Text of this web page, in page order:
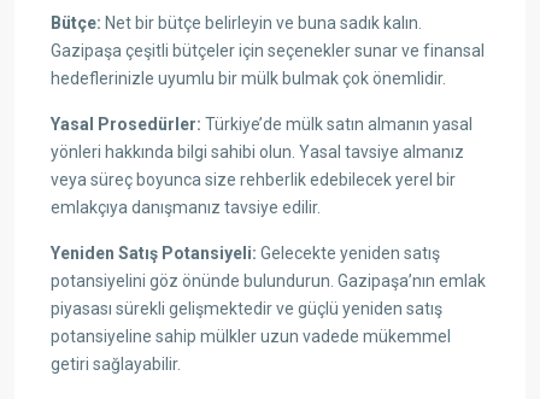
Bütçe: Net bir bütçe belirleyin ve buna sadık kalın.
Gazipaşa çeşitli bütçeler için seçenekler sunar ve finansal
hedeflerinizle uyumlu bir mülk bulmak çok önemlidir.
Yasal Prosedürler: Türkiye’de mülk satın almanın yasal
yönleri hakkında bilgi sahibi olun. Yasal tavsiye almanız
veya süreç boyunca size rehberlik edebilecek yerel bir
emlakçıya danışmanız tavsiye edilir.
Yeniden Satış Potansiyeli: Gelecekte yeniden satış
potansiyelini göz önünde bulundurun. Gazipaşa’nın emlak
piyasası sürekli gelişmektedir ve güçlü yeniden satış
potansiyeline sahip mülkler uzun vadede mükemmel
getiri sağlayabilir.